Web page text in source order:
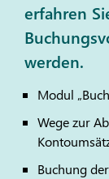
erfahren
werden.
Modul
Wege zur
Buchung